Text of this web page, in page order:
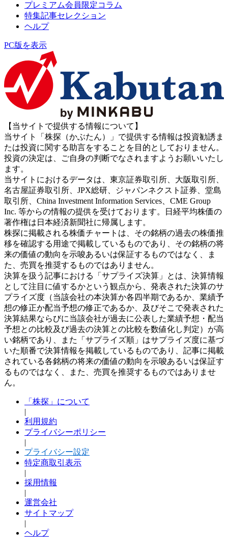
プレミアム会員限定コラム
特集記事セレクション
ヘルプ
PC版を表示
【当サイトで提供する情報について】
当サイト「株探（かぶたん）」で提供する情報は投資勧誘ま
たは投資に関する助言をすることを目的としておりません。
投資の決定は、ご自身の判断でなされますようお願いいたし
ます。
当サイトにおけるデータは、東京証券取引所、大阪取引所、
名古屋証券取引所、JPX総研、ジャパンネクスト証券、堂島
取引所、China Investment Information Services、CME Group
Inc. 等からの情報の提供を受けております。日経平均株価の
著作権は日本経済新聞社に帰属します。
株探に掲載される株価チャートは、その銘柄の過去の株価推
移を確認する用途で掲載しているものであり、その銘柄の将
来の価値の動向を示唆あるいは保証するものではなく、ま
た、売買を推奨するものではありません。
決算を扱う記事における「サプライズ決算」とは、決算情報
として注目に値するかという観点から、発表された決算のサ
プライズ度（当該会社の本決算か各四半期であるか、業績予
想の修正か配当予想の修正であるか、及びそこで発表された
決算結果ならびに当該会社が過去に公表した業績予想・配当
予想との比較及び過去の決算との比較を数値化し判定）が高
い銘柄であり、また「サプライズ順」はサプライズ度に基づ
いた順番で決算情報を掲載しているものであり、記事に掲載
されている各銘柄の将来の価値の動向を示唆あるいは保証す
るものではなく、また、売買を推奨するものではありませ
ん。
「株探」について
|
利用規約
プライバシーポリシー
|
プライバシー設定
特定商取引表示
|
採用情報
|
運営会社
サイトマップ
|
ヘルプ